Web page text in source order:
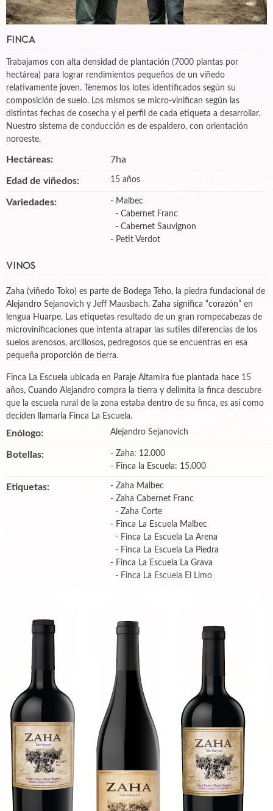
FINCA
Trabajamos con alta densidad de plantación (7000 plantas por
hectárea) para lograr rendimientos pequeños de un viñedo
relativamente joven. Tenemos los lotes identificados según su
composición de suelo. Los mismos se micro-vinifican según las
distintas fechas de cosecha y el perfil de cada etiqueta a desarrollar.
Nuestro sistema de conducción es de espaldero, con orientación
noroeste.
Hectáreas: 7ha
Edad de viñedos: 15 años
Variedades:
- Malbec
- Cabernet Franc
- Cabernet Sauvignon
- Petit Verdot
VINOS
Zaha (viñedo Toko) es parte de Bodega Teho, la piedra fundacional de
Alejandro Sejanovich y Jeff Mausbach. Zaha significa “corazón” en
lengua Huarpe. Las etiquetas resultado de un gran rompecabezas de
microvinificaciones que intenta atrapar las sutiles diferencias de los
suelos arenosos, arcillosos, pedregosos que se encuentras en esa
pequeña proporción de tierra.
Finca La Escuela ubicada en Paraje Altamira fue plantada hace 15
años, Cuando Alejandro compra la tierra y delimita la finca descubre
que la escuela rural de la zona estaba dentro de su finca, es así como
deciden llamarla Finca La Escuela.
Enólogo: Alejandro Sejanovich
Botellas:
- Zaha: 12.000
- Finca la Escuela: 15.000
Etiquetas:
- Zaha Malbec
- Zaha Cabernet Franc
- Zaha Corte
- Finca La Escuela Malbec
- Finca La Escuela La Arena
- Finca La Escuela La Piedra
- Finca La Escuela La Grava
- Finca La Escuela El Limo